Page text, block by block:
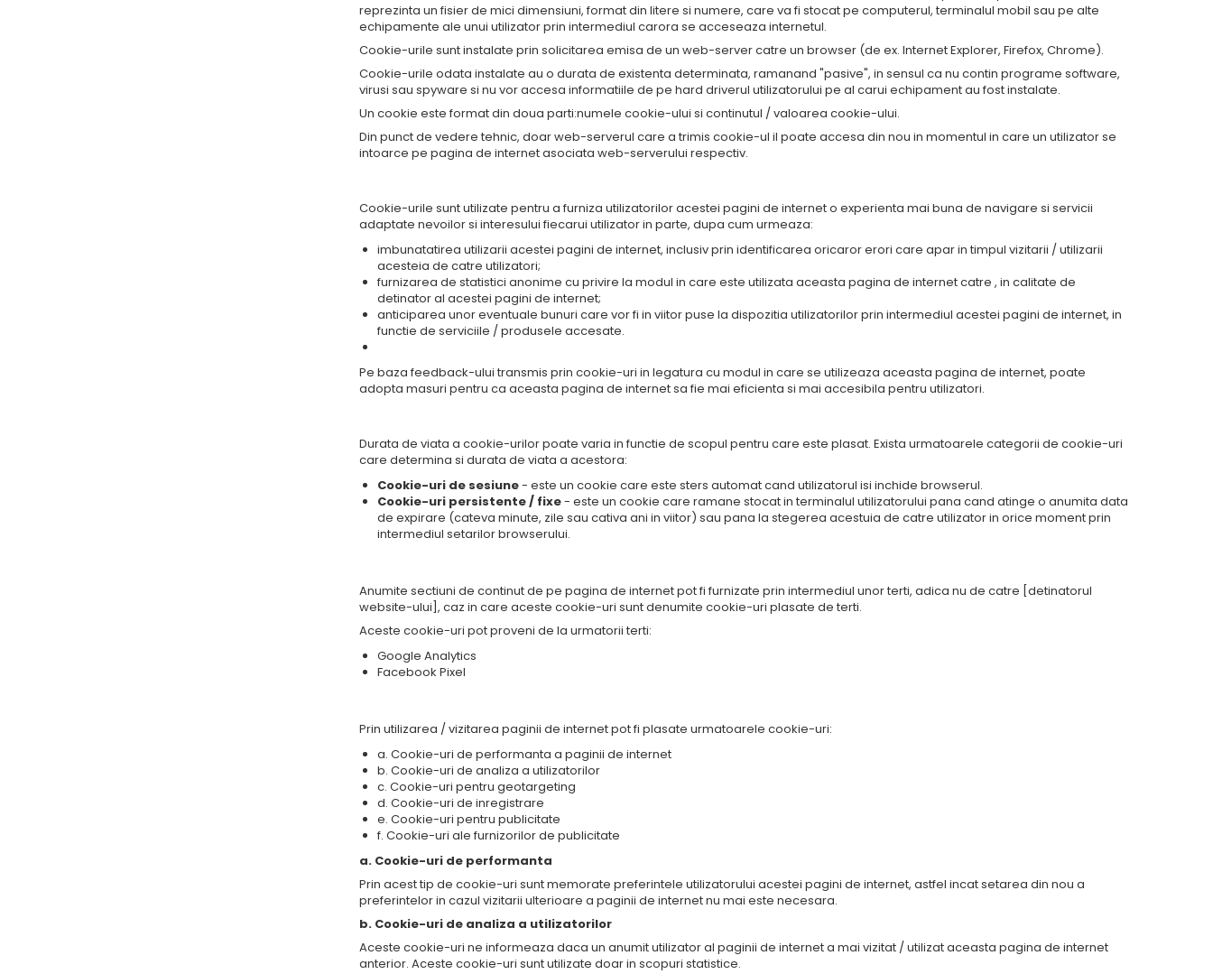
reprezinta un fisier de mici dimensiuni, format din litere si numere, care va fi stocat pe computerul, terminalul mobil sau pe alte
echipamente ale unui utilizator prin intermediul carora se acceseaza internetul.
Cookie-urile sunt instalate prin solicitarea emisa de un web-server catre un browser (de ex. Internet Explorer, Firefox, Chrome).
Cookie-urile odata instalate au o durata de existenta determinata, ramanand "pasive", in sensul ca nu contin programe software,
virusi sau spyware si nu vor accesa informatiile de pe hard driverul utilizatorului pe al carui echipament au fost instalate.
Un cookie este format din doua parti:numele cookie-ului si continutul / valoarea cookie-ului.
Din punct de vedere tehnic, doar web-serverul care a trimis cookie-ul il poate accesa din nou in momentul in care un utilizator se
intoarce pe pagina de internet asociata web-serverului respectiv.
Cookie-urile sunt utilizate pentru a furniza utilizatorilor acestei pagini de internet o experienta mai buna de navigare si servicii
adaptate nevoilor si interesului fiecarui utilizator in parte, dupa cum urmeaza:
imbunatatirea utilizarii acestei pagini de internet, inclusiv prin identificarea oricaror erori care apar in timpul vizitarii / utilizarii
acesteia de catre utilizatori;
furnizarea de statistici anonime cu privire la modul in care este utilizata aceasta pagina de internet catre , in calitate de
detinator al acestei pagini de internet;
anticiparea unor eventuale bunuri care vor fi in viitor puse la dispozitia utilizatorilor prin intermediul acestei pagini de internet, in
functie de serviciile / produsele accesate.
Pe baza feedback-ului transmis prin cookie-uri in legatura cu modul in care se utilizeaza aceasta pagina de internet, poate
adopta masuri pentru ca aceasta pagina de internet sa fie mai eficienta si mai accesibila pentru utilizatori.
Durata de viata a cookie-urilor poate varia in functie de scopul pentru care este plasat. Exista urmatoarele categorii de cookie-uri
care determina si durata de viata a acestora:
Cookie-uri de sesiune- este un cookie care este sters automat cand utilizatorul isi inchide browserul.
Cookie-uri persistente / fixe- este un cookie care ramane stocat in terminalul utilizatorului pana cand atinge o anumita data
de expirare (cateva minute, zile sau cativa ani in viitor) sau pana la stegerea acestuia de catre utilizator in orice moment prin
intermediul setarilor browserului.
Anumite sectiuni de continut de pe pagina de internet pot fi furnizate prin intermediul unor terti, adica nu de catre [detinatorul
website-ului], caz in care aceste cookie-uri sunt denumite cookie-uri plasate de terti.
Aceste cookie-uri pot proveni de la urmatorii terti:
Google Analytics
Facebook Pixel
Prin utilizarea / vizitarea paginii de internet pot fi plasate urmatoarele cookie-uri:
a. Cookie-uri de performanta a paginii de internet
b. Cookie-uri de analiza a utilizatorilor
c. Cookie-uri pentru geotargeting
d. Cookie-uri de inregistrare
e. Cookie-uri pentru publicitate
f. Cookie-uri ale furnizorilor de publicitate
a. Cookie-uri de performanta
Prin acest tip de cookie-uri sunt memorate preferintele utilizatorului acestei pagini de internet, astfel incat setarea din nou a
preferintelor in cazul vizitarii ulterioare a paginii de internet nu mai este necesara.
b. Cookie-uri de analiza a utilizatorilor
Aceste cookie-uri ne informeaza daca un anumit utilizator al paginii de internet a mai vizitat / utilizat aceasta pagina de internet
anterior. Aceste cookie-uri sunt utilizate doar in scopuri statistice.